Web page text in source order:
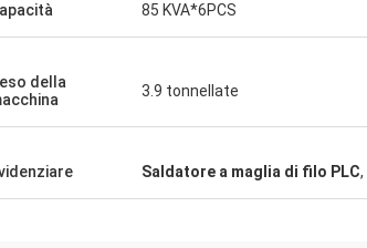
85 KVA*6PCS
della
3.9 tonnellate
Saldatore a maglia di filo PLC,